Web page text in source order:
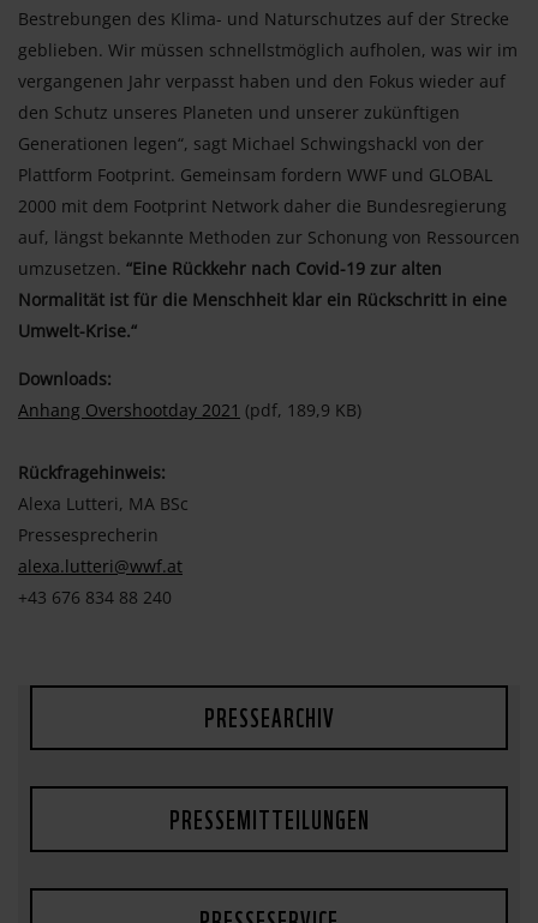
Bestrebungen des Klima- und Naturschutzes auf der Strecke
geblieben. Wir müssen schnellstmöglich aufholen, was wir im
vergangenen Jahr verpasst haben und den Fokus wieder auf
den Schutz unseres Planeten und unserer zukünftigen
Generationen legen“, sagt Michael Schwingshackl von der
Plattform Footprint. Gemeinsam fordern WWF und GLOBAL
2000 mit dem Footprint Network daher die Bundesregierung
auf, längst bekannte Methoden zur Schonung von Ressourcen
umzusetzen. “Eine Rückkehr nach Covid-19 zur alten
Normalität ist für die Menschheit klar ein Rückschritt in eine
Umwelt-Krise.“
Downloads:
Anhang Overshootday 2021 (pdf, 189,9 KB)
Rückfragehinweis:
Alexa Lutteri, MA BSc
Pressesprecherin
alexa.lutteri@wwf.at
+43 676 834 88 240
PRESSEARCHIV
PRESSEMITTEILUNGEN